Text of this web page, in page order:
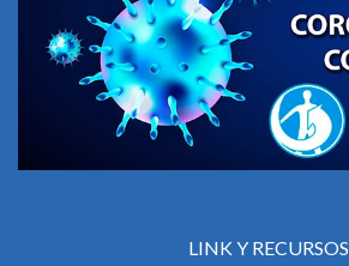
LINK Y RECURSOS